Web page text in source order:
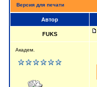
Версия для печати
Автор
FUKS
Академ.